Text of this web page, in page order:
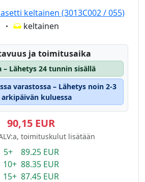
keltainen (3013C002 / 055)
Eigenschaft:
keltainen
ja toimitusaika
– Lähetys 24 tunnin sisällä
varastossa – Lähetys noin 2-3
arkipäivän kuluessa
90,15 EUR
toimituskulut lisätään
5+ 89.25 EUR
10+ 88.35 EUR
15+ 87.45 EUR